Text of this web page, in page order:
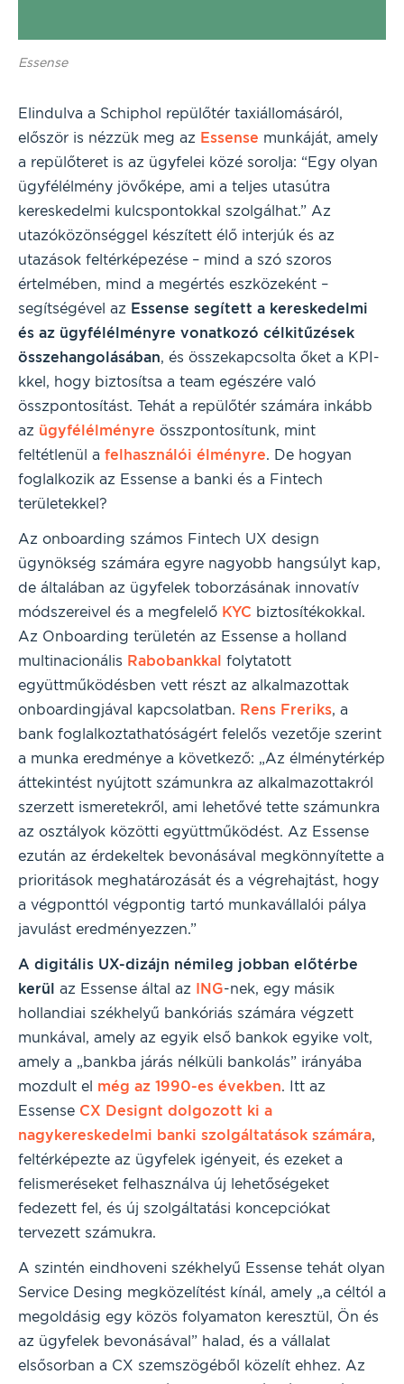
Essense
Elindulva a Schiphol repülőtér taxiállomásáról,
először is nézzük meg az Essense munkáját, amely
a repülőteret is az ügyfelei közé sorolja: “Egy olyan
ügyfélélmény jövőképe, ami a teljes utasútra
kereskedelmi kulcspontokkal szolgálhat.” Az
utazóközönséggel készített élő interjúk és az
utazások feltérképezése – mind a szó szoros
értelmében, mind a megértés eszközeként –
segítségével az Essense segített a kereskedelmi
és az ügyfélélményre vonatkozó célkitűzések
összehangolásában, és összekapcsolta őket a KPI-
kkel, hogy biztosítsa a team egészére való
összpontosítást. Tehát a repülőtér számára inkább
az ügyfélélményre összpontosítunk, mint
feltétlenül a felhasználói élményre. De hogyan
foglalkozik az Essense a banki és a Fintech
területekkel?
Az onboarding számos Fintech UX design
ügynökség számára egyre nagyobb hangsúlyt kap,
de általában az ügyfelek toborzásának innovatív
módszereivel és a megfelelő KYC biztosítékokkal.
Az Onboarding területén az Essense a holland
multinacionális Rabobankkal folytatott
együttműködésben vett részt az alkalmazottak
onboardingjával kapcsolatban. Rens Freriks, a
bank foglalkoztathatóságért felelős vezetője szerint
a munka eredménye a következő: „Az élménytérkép
áttekintést nyújtott számunkra az alkalmazottakról
szerzett ismeretekről, ami lehetővé tette számunkra
az osztályok közötti együttműködést. Az Essense
ezután az érdekeltek bevonásával megkönnyítette a
prioritások meghatározását és a végrehajtást, hogy
a végponttól végpontig tartó munkavállalói pálya
javulást eredményezzen.”
A digitális UX-dizájn némileg jobban előtérbe
kerül az Essense által az ING-nek, egy másik
hollandiai székhelyű bankóriás számára végzett
munkával, amely az egyik első bankok egyike volt,
amely a „bankba járás nélküli bankolás” irányába
mozdult el még az 1990-es években. Itt az
Essense CX Designt dolgozott ki a
nagykereskedelmi banki szolgáltatások számára,
feltérképezte az ügyfelek igényeit, és ezeket a
felismeréseket felhasználva új lehetőségeket
fedezett fel, és új szolgáltatási koncepciókat
tervezett számukra.
A szintén eindhoveni székhelyű Essense tehát olyan
Service Desing megközelítést kínál, amely „a céltól a
megoldásig egy közös folyamaton keresztül, Ön és
az ügyfelek bevonásával” halad, és a vállalat
elsősorban a CX szemszögéből közelít ehhez. Az